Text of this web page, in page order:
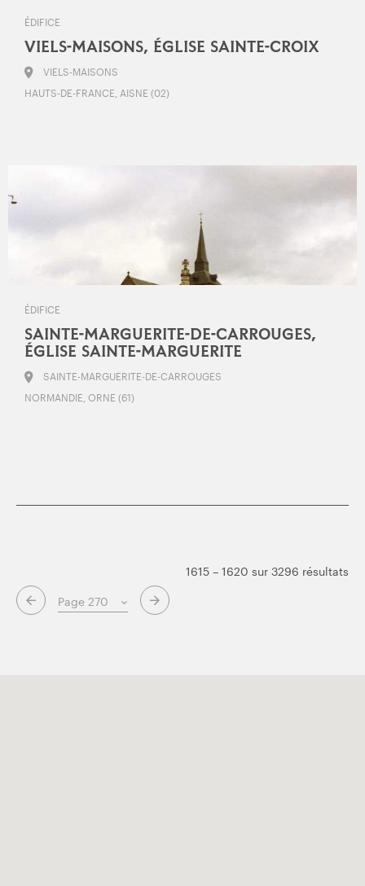
ÉDIFICE
VIELS-MAISONS, ÉGLISE SAINTE-CROIX
VIELS-MAISONS
HAUTS-DE-FRANCE, AISNE (02)
ÉDIFICE
SAINTE-MARGUERITE-DE-CARROUGES,
ÉGLISE SAINTE-MARGUERITE
SAINTE-MARGUERITE-DE-CARROUGES
NORMANDIE, ORNE (61)
Page suivante
1615 – 1620 sur 3296 résultats